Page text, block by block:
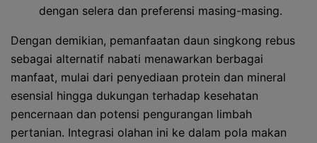
dengan selera dan preferensi masing-masing.
Dengan demikian, pemanfaatan daun singkong rebus
sebagai alternatif nabati menawarkan berbagai
manfaat, mulai dari penyediaan protein dan mineral
esensial hingga dukungan terhadap kesehatan
pencernaan dan potensi pengurangan limbah
pertanian. Integrasi olahan ini ke dalam pola makan